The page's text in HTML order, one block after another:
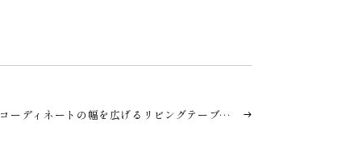
コーディネートの幅を広げるリビングテーブ…